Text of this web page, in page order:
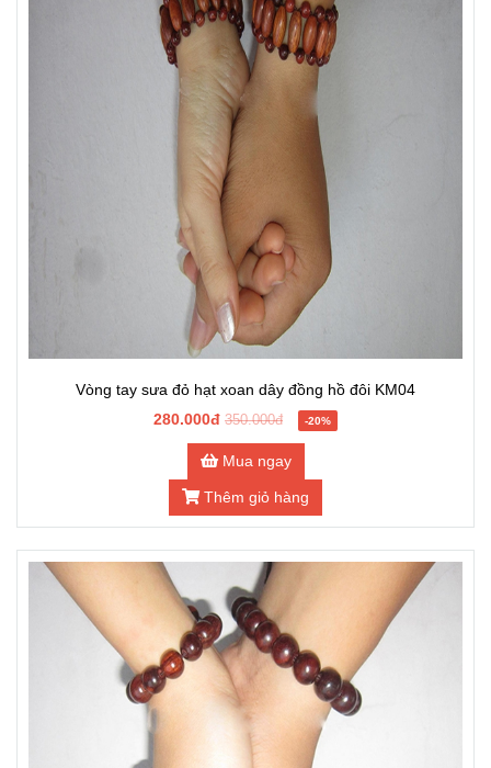
Vòng tay sưa đỏ hạt xoan dây đồng hồ đôi KM04
280.000đ 350.000đ -20%
Mua ngay
Thêm giỏ hàng